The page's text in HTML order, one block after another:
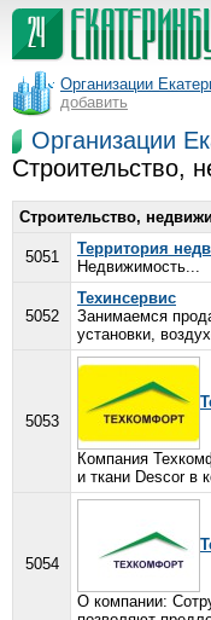
Организации
добавить
Организации
Строительство,
Строительство,
5051
Территория
Недвижимость...
5052
Техинсервис
Занимаемся
установки,
5053
Компания
и ткани Descor в
5054
О компании: